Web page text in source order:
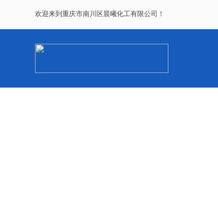
欢迎来到重庆市南川区晨曦化工有限公司！